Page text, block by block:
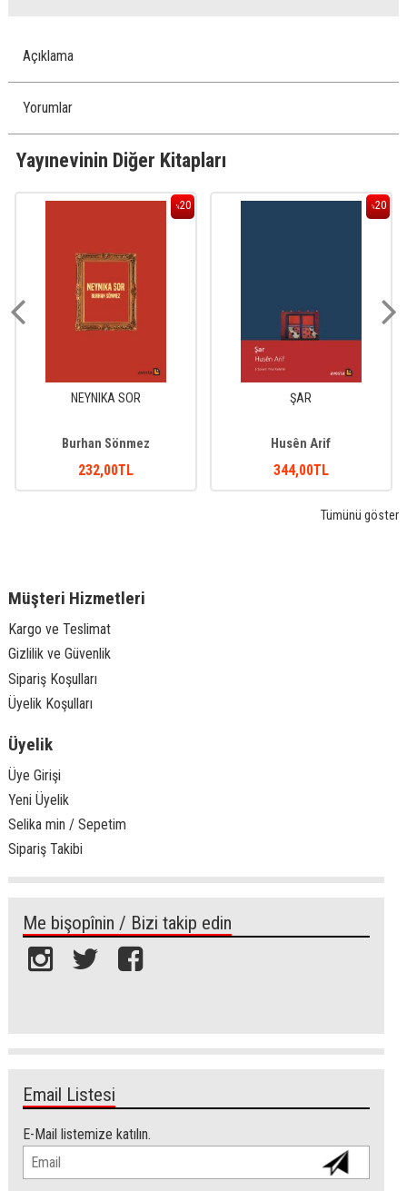
Açıklama
Yorumlar
Yayınevinin Diğer Kitapları
%20
NEYNIKA SOR
Burhan Sönmez
232,00TL
%20
ŞAR
Husên Arif
344,00TL
Tümünü göster
Müşteri Hizmetleri
Kargo ve Teslimat
Gizlilik ve Güvenlik
Sipariş Koşulları
Üyelik Koşulları
Üyelik
Üye Girişi
Yeni Üyelik
Selika min / Sepetim
Sipariş Takibi
Me bişopînin / Bizi takip edin
Email Listesi
E-Mail listemize katılın.